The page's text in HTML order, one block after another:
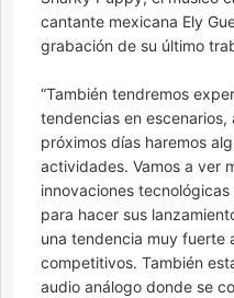
cantante mexicana Ely
grabación de su último
“También tendremos
tendencias en escenarios,
próximos días haremos
actividades. Vamos a ver
innovaciones
para hacer sus
una tendencia muy fuerte
competitivos. También
audio análogo donde se